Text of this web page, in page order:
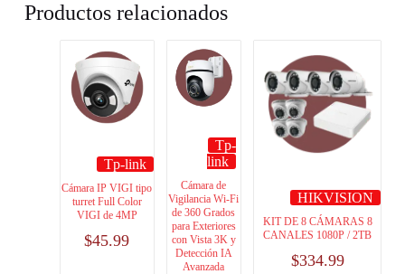
Productos relacionados
Tp-link
Cámara IP VIGI tipo
turret Full Color
VIGI de 4MP
$45.99
Tp-
link
Cámara de
Vigilancia Wi-Fi
de 360 Grados
para Exteriores
con Vista 3K y
Detección IA
Avanzada
HIKVISION
KIT DE 8 CÁMARAS 8
CANALES 1080P / 2TB
$334.99